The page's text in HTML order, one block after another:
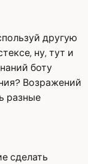
другую
ну, тут и
боту
Возражений
разные
сделать